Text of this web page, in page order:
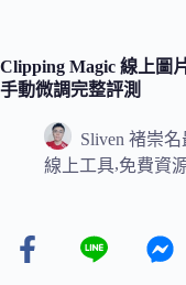
Clipping Magic 線上圖
手動微調完整評測
Sliven 褚崇名
線上工具,免費資